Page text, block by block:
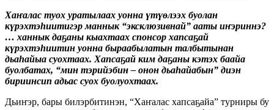
Хаҥалас туох уратылаах уонна үтүөлээх буолан
күрэхтэһиитигэр маннык “эксклюзивнай” ааты иҥэриннэ?
… ханнык даҕаны кыахтаах спонсор хапсаҕай
күрэхтэһиитин уонна быраабылатын талбытынан
дьаһайыа суохтаах. Хапсаҕай ким даҕаны кэтэх баайа
буолбатах, “мин тэрийэбин – онон дьаһайабын” диэн
бириинсип адьас суох буолуохтаах.
Дьиҥэр, бары билэрбитинэн, “Хаҥалас хапсаҕайа” турниры бу